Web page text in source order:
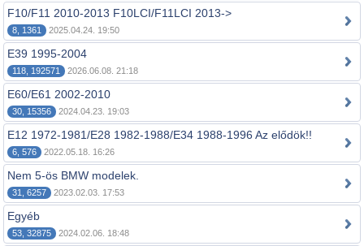
F10/F11 2010-2013 F10LCI/F11LCI 2013->
8, 1361 2025.04.24. 19:50
E39 1995-2004
118, 192571 2026.06.08. 21:18
E60/E61 2002-2010
30, 15356 2024.04.23. 19:03
E12 1972-1981/E28 1982-1988/E34 1988-1996 Az elődök!!
6, 576 2022.05.18. 16:26
Nem 5-ös BMW modelek.
31, 6257 2023.02.03. 17:53
Egyéb
53, 32875 2024.02.06. 18:48